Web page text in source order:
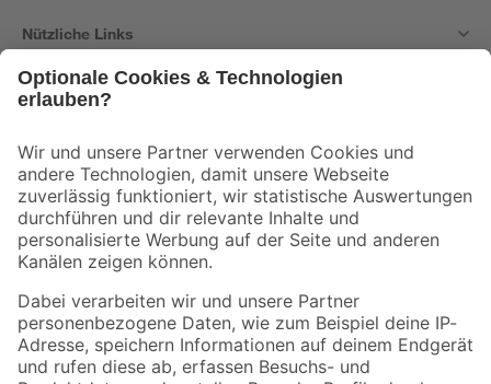
Nützliche Links
Der toom Newsletter: Keine Angebote und Aktionen mehr verpassen!
Zur Newsletter Anmeldung
Folge uns
Zahlungsarten Versandarten